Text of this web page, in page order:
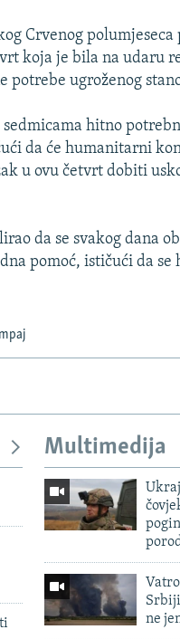
Crvenog polumjeseca
koja je bila na udaru
potrebe ugroženog
hitno
da će humanitarni
u ovu četvrt dobiti
da se svakog dana
pomoć, ističući da
Multimedija
ne